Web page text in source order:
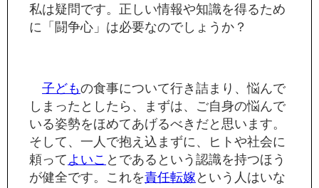
私は疑問です。正しい情報や知識を得るため
に「闘争心」は必要なのでしょうか？
子どもの食事について行き詰まり、悩んで
しまったとしたら、まずは、ご自身の悩んで
いる姿勢をほめてあげるべきだと思います。
そして、一人で抱え込まずに、ヒトや社会に
頼ってよいこ とであるという認識を持つほう
が健全です。これを責任転嫁という人はいな